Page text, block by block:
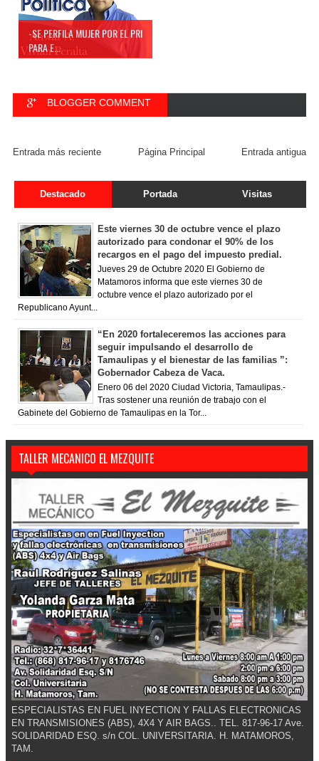
-SE PERFILA MUJER POR EL PRI
PARA E...
BLOGGER COMMENT
Entrada más reciente Entrada antigua
Página Principal
Destacado Portada Visitas
Este viernes 30 de octubre vence el plazo
autorizado para condonar el 90% de los
recargos en el pago del impuesto predial.
Jueves 29 de Octubre 2020 El Gobierno de
Matamoros informa que este viernes 30 de
octubre vence el plazo autorizado por el
Republicano Ayunt...
“En 2020 fortaleceremos las acciones para
seguir impulsando el desarrollo de
Tamaulipas y el bienestar de las familias ”:
Gobernador Cabeza de Vaca.
Enero 06 del 2020 Ciudad Victoria, Tamaulipas.-
Tras sostener una reunión de trabajo con el
Gabinete del Gobierno de Tamaulipas en la Tor...
TALLER MECANICO EL MEZQUITE
ESPECIALISTAS EN FUEL INYECTION Y FALLAS ELECTRONICAS
EN TRANSMISIONES (ABS), 4X4 Y AIR BAGS.. TEL. 817-96-17 Ave.
SOLIDARIDAD ESQ. s/n COL. UNIVERSITARIA. H. MATAMOROS,
TAM.